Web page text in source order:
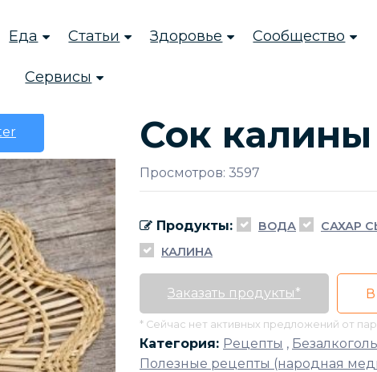
Еда Статьи Здоровье Сообщество
Сервисы
Сок калины
Просмотров: 3597
Продукты: ВОДА
САХАР
КАЛИНА
Заказать продукты*
* Сейчас нет активных предложений от
Категория: Рецепты ,
Полезные рецепты (народная